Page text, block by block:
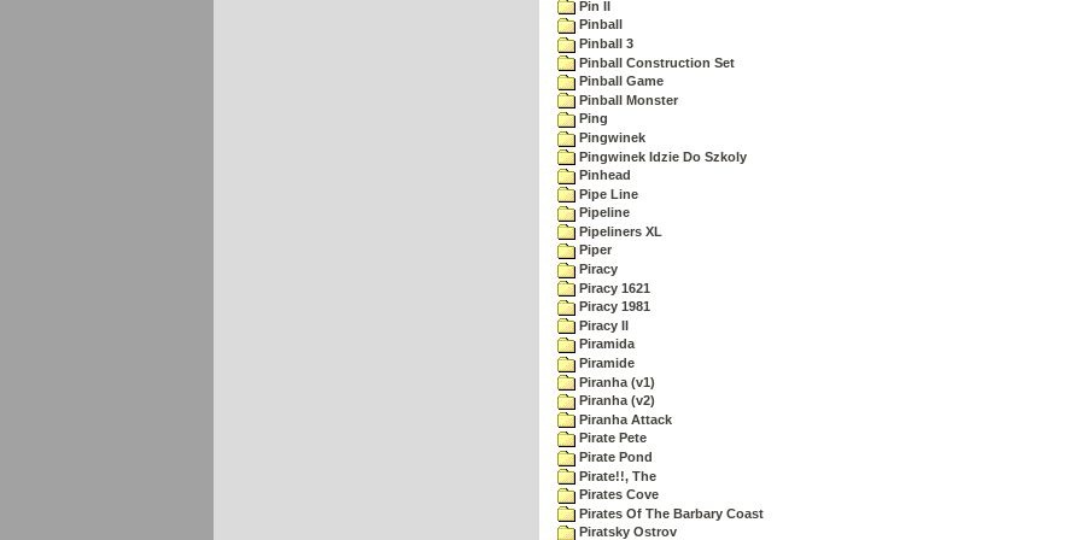
Pin II
Pinball
Pinball 3
Pinball Construction Set
Pinball Game
Pinball Monster
Ping
Pingwinek
Pingwinek Idzie Do Szkoly
Pinhead
Pipe Line
Pipeline
Pipeliners XL
Piper
Piracy
Piracy 1621
Piracy 1981
Piracy II
Piramida
Piramide
Piranha (v1)
Piranha (v2)
Piranha Attack
Pirate Pete
Pirate Pond
Pirate!!, The
Pirates Cove
Pirates Of The Barbary Coast
Piratsky Ostrov